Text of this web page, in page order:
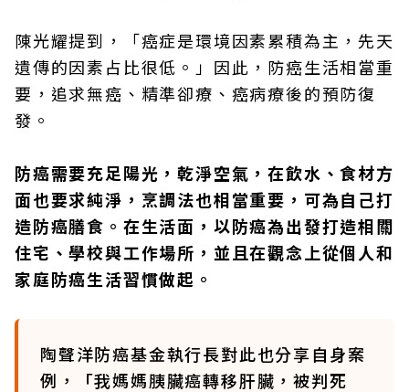
陳光耀提到，「癌症是環境因素累積為主，先天
遺傳的因素占比很低。」因此，防癌生活相當重
要，追求無癌、精準卻療、癌病療後的預防復
發。
防癌需要充足陽光，乾淨空氣，在飲水、食材方
面也要求純淨，烹調法也相當重要，可為自己打
造防癌膳食。在生活面，以防癌為出發打造相關
住宅、學校與工作場所，並且在觀念上從個人和
家庭防癌生活習慣做起。
陶聲洋防癌基金執行長對此也分享自身案
例，「我媽媽胰臟癌轉移肝臟，被判死